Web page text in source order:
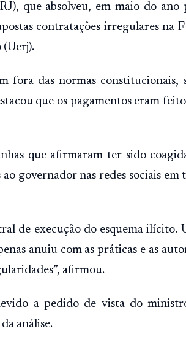
que absolveu, em maio do ano
contratações irregulares na
(Uerj).
fora das normas constitucionais,
que os pagamentos eram
que afirmaram ter sido
governador nas redes sociais em
de execução do esquema ilícito.
anuiu com as práticas e as
afirmou.
a pedido de vista do
análise.